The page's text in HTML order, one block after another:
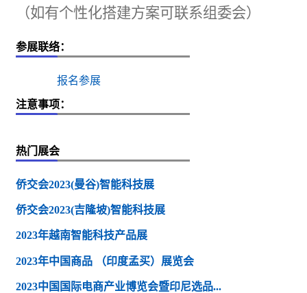
（如有个性化搭建方案可联系组委会）
参展联络：
报名参展
注意事项：
热门展会
侨交会2023(曼谷)智能科技展
侨交会2023(吉隆坡)智能科技展
2023年越南智能科技产品展
2023年中国商品 （印度孟买）展览会
2023中国国际电商产业博览会暨印尼选品...